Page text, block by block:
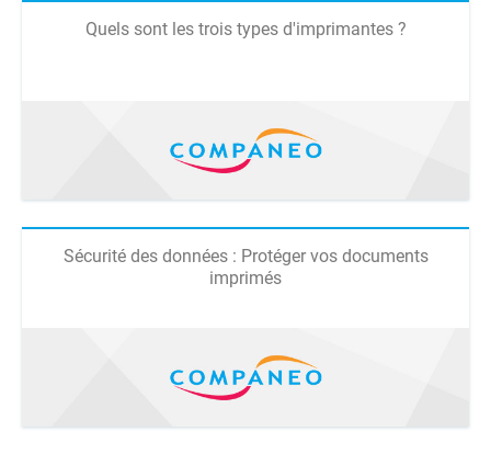
Quels sont les trois types d'imprimantes ?
Sécurité des données : Protéger vos documents
imprimés